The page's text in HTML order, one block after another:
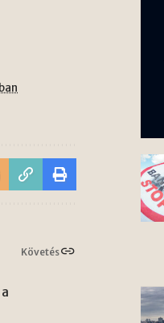
Követés